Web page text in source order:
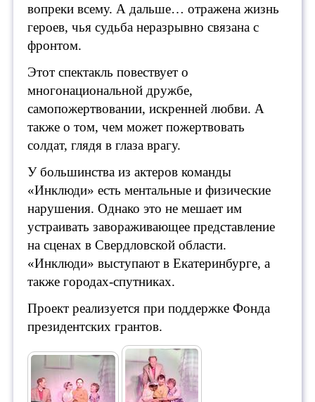
вопреки всему. А дальше… отражена жизнь
героев, чья судьба неразрывно связана с
фронтом.
Этот спектакль повествует о
многонациональной дружбе,
самопожертвовании, искренней любви. А
также о том, чем может пожертвовать
солдат, глядя в глаза врагу.
У большинства из актеров команды
«Инклюди» есть ментальные и физические
нарушения. Однако это не мешает им
устраивать завораживающее представление
на сценах в Свердловской области.
«Инклюди» выступают в Екатеринбурге, а
также городах-спутниках.
Проект реализуется при поддержке Фонда
президентских грантов.